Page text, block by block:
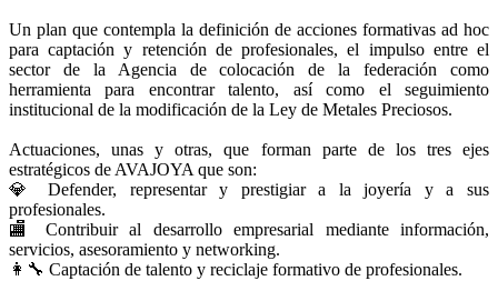
Un plan que contempla la definición de acciones formativas ad hoc
para captación y retención de profesionales, el impulso entre el
sector de la Agencia de colocación de la federación como
herramienta para encontrar talento, así como el seguimiento
institucional de la modificación de la Ley de Metales Preciosos.
Actuaciones, unas y otras, que forman parte de los tres ejes
estratégicos de AVAJOYA que son:
💎 Defender, representar y prestigiar a la joyería y a sus
profesionales.
🏬 Contribuir al desarrollo empresarial mediante información,
servicios, asesoramiento y networking.
👩‍🔧 Captación de talento y reciclaje formativo de profesionales.